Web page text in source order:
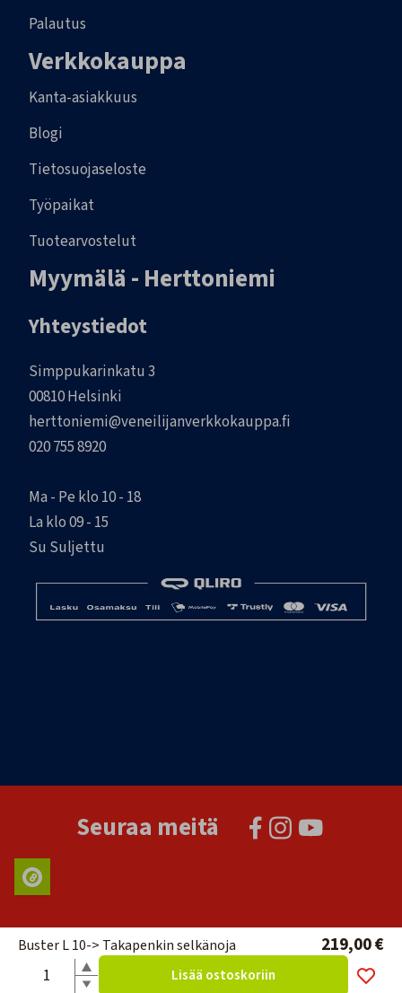
Buster L 10-> Takapenkin selkänoja 219,00 €
Lisää ostoskoriin
Palautus
Verkkokauppa
Kanta-asiakkuus
Blogi
Tietosuojaseloste
Työpaikat
Tuotearvostelut
Myymälä - Herttoniemi
Yhteystiedot
Simppukarinkatu 3
00810 Helsinki
herttoniemi@veneilijanverkkokauppa.fi
020 755 8920
Ma - Pe klo 10 - 18
La klo 09 - 15
Su Suljettu
Seuraa meitä